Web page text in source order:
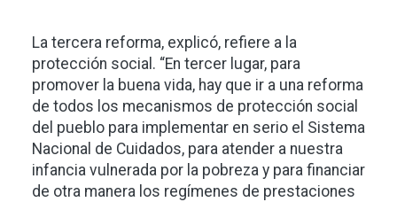
La tercera reforma, explicó, refiere a la
protección social. “En tercer lugar, para
promover la buena vida, hay que ir a una reforma
de todos los mecanismos de protección social
del pueblo para implementar en serio el Sistema
Nacional de Cuidados, para atender a nuestra
infancia vulnerada por la pobreza y para financiar
de otra manera los regímenes de prestaciones